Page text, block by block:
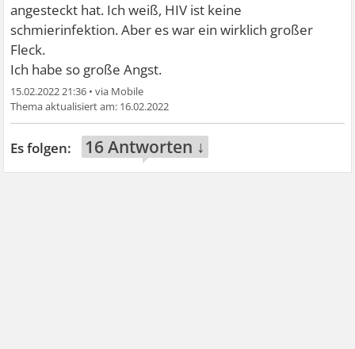
angesteckt hat. Ich weiß, HIV ist keine
schmierinfektion. Aber es war ein wirklich großer
Fleck.
Ich habe so große Angst.
15.02.2022 21:36 •
16.02.2022
16 Antworten ↓